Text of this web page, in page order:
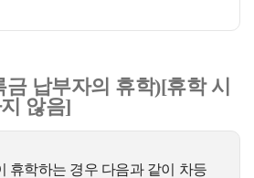
납부자의 휴학)[휴학 시
않음]
휴학하는 경우 다음과 같이 차등